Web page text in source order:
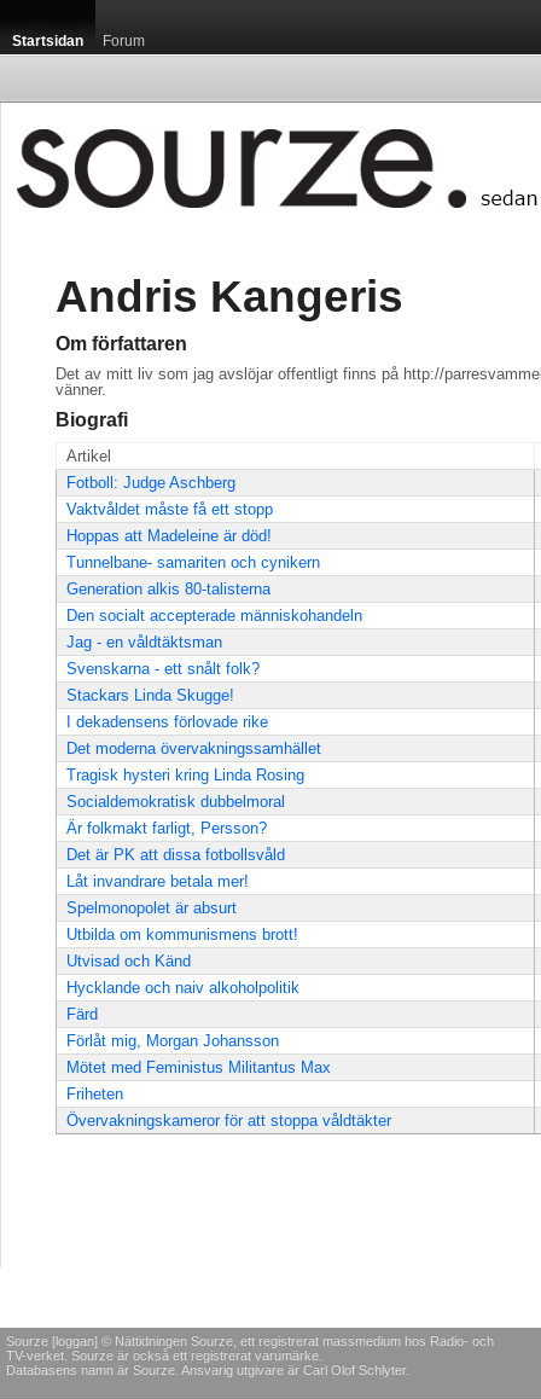
Startsidan Forum
Andris Kangeris
Om författaren
Det av mitt liv som jag avslöjar offentligt finns på http://
vänner.
Biografi
Artikel
Fotboll: Judge Aschberg
Vaktvåldet måste få ett stopp
Hoppas att Madeleine är död!
Tunnelbane- samariten och cynikern
Generation alkis 80-talisterna
Den socialt accepterade människohandeln
Jag - en våldtäktsman
Svenskarna - ett snålt folk?
Stackars Linda Skugge!
I dekadensens förlovade rike
Det moderna övervakningssamhället
Tragisk hysteri kring Linda Rosing
Socialdemokratisk dubbelmoral
Är folkmakt farligt, Persson?
Det är PK att dissa fotbollsvåld
Låt invandrare betala mer!
Spelmonopolet är absurt
Utbilda om kommunismens brott!
Utvisad och Känd
Hycklande och naiv alkoholpolitik
Färd
Förlåt mig, Morgan Johansson
Mötet med Feministus Militantus Max
Friheten
Övervakningskameror för att stoppa våldtäkter
Sourze [loggan] © Nättidningen Sourze, ett registrerat massmedium hos Radio- och
TV-verket. Sourze är också ett registrerat varumärke.
Databasens namn är Sourze. Ansvarig utgivare är Carl Olof Schlyter.